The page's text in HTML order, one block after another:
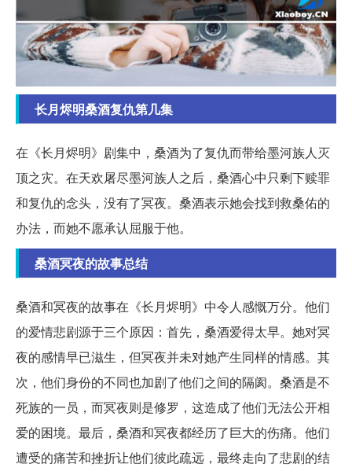
长月烬明桑酒复仇第几集
在《长月烬明》剧集中，桑酒为了复仇而带给墨河族人灭
顶之灾。在天欢屠尽墨河族人之后，桑酒心中只剩下赎罪
和复仇的念头，没有了冥夜。桑酒表示她会找到救桑佑的
办法，而她不愿承认屈服于他。
桑酒冥夜的故事总结
桑酒和冥夜的故事在《长月烬明》中令人感慨万分。他们
的爱情悲剧源于三个原因：首先，桑酒爱得太早。她对冥
夜的感情早已滋生，但冥夜并未对她产生同样的情感。其
次，他们身份的不同也加剧了他们之间的隔阂。桑酒是不
死族的一员，而冥夜则是修罗，这造成了他们无法公开相
爱的困境。最后，桑酒和冥夜都经历了巨大的伤痛。他们
遭受的痛苦和挫折让他们彼此疏远，最终走向了悲剧的结